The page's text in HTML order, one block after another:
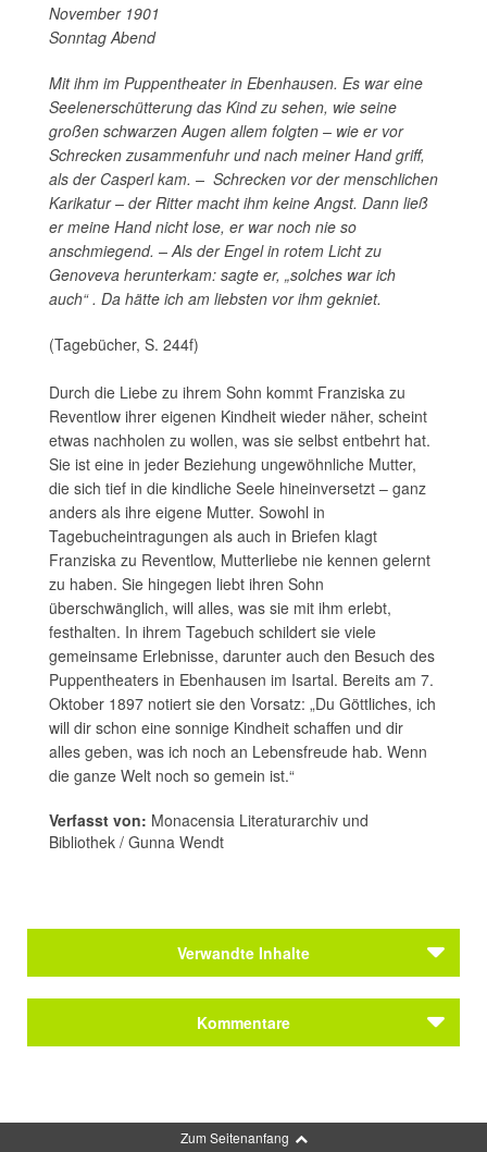
November 1901
Sonntag Abend
Mit ihm im Puppentheater in Ebenhausen. Es war eine
Seelenerschütterung das Kind zu sehen, wie seine
großen schwarzen Augen allem folgten – wie er vor
Schrecken zusammenfuhr und nach meiner Hand griff,
als der Casperl kam. – Schrecken vor der menschlichen
Karikatur – der Ritter macht ihm keine Angst. Dann ließ
er meine Hand nicht lose, er war noch nie so
anschmiegend. – Als der Engel in rotem Licht zu
Genoveva herunterkam: sagte er, „solches war ich
auch“ . Da hätte ich am liebsten vor ihm gekniet.
(Tagebücher, S. 244f)
Durch die Liebe zu ihrem Sohn kommt Franziska zu
Reventlow ihrer eigenen Kindheit wieder näher, scheint
etwas nachholen zu wollen, was sie selbst entbehrt hat.
Sie ist eine in jeder Beziehung ungewöhnliche Mutter,
die sich tief in die kindliche Seele hineinversetzt – ganz
anders als ihre eigene Mutter. Sowohl in
Tagebucheintragungen als auch in Briefen klagt
Franziska zu Reventlow, Mutterliebe nie kennen gelernt
zu haben. Sie hingegen liebt ihren Sohn
überschwänglich, will alles, was sie mit ihm erlebt,
festhalten. In ihrem Tagebuch schildert sie viele
gemeinsame Erlebnisse, darunter auch den Besuch des
Puppentheaters in Ebenhausen im Isartal. Bereits am 7.
Oktober 1897 notiert sie den Vorsatz: „Du Göttliches, ich
will dir schon eine sonnige Kindheit schaffen und dir
alles geben, was ich noch an Lebensfreude hab. Wenn
die ganze Welt noch so gemein ist.“
Verfasst von: Monacensia Literaturarchiv und
Bibliothek / Gunna Wendt
Verwandte Inhalte
Kommentare
Zum Seitenanfang